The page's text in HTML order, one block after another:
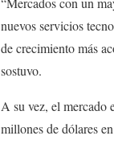
nuevos servicios
de crecimiento más
sostuvo.
A su vez, el mercado
millones de dólares